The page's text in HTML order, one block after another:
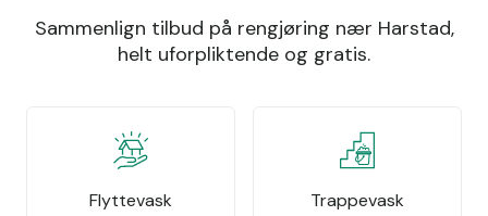
Sammenlign tilbud på rengjøring nær Harstad,
helt uforpliktende og gratis.
Flyttevask Trappevask